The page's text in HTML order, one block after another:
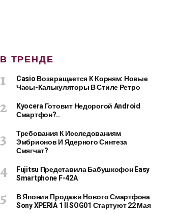
В ТРЕНДЕ
Casio Возвращается К Корням: Новые
Часы-Калькуляторы В Стиле Ретро
Kyocera Готовит Недорогой Android
Смартфон?..
Требования К Исследованиям
Эмбрионов И Ядерного Синтеза
Смягчат?
Fujitsu Представила Бабушкофон Easy
Smartphone F-42A
В Японии Продажи Нового Смартфона
Sony XPERIA 1 II SOG01 Стартуют 22 Мая